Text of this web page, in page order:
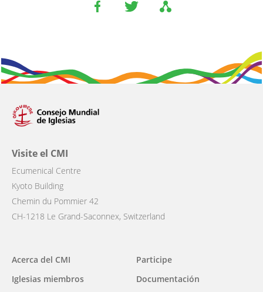
Visite el CMI
Ecumenical Centre
Kyoto Building
Chemin du Pommier 42
CH-1218 Le Grand-Saconnex, Switzerland
Main
navigation
Acerca del CMI
Iglesias miembros
Participe
Documentación